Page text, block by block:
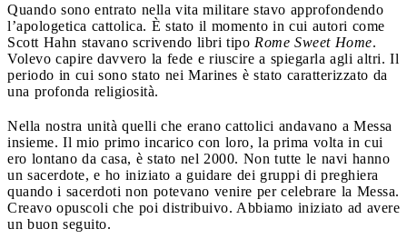
Quando sono entrato nella vita militare stavo approfondendo
l’apologetica cattolica. È stato il momento in cui autori come
Scott Hahn stavano scrivendo libri tipo Rome Sweet Home.
Volevo capire davvero la fede e riuscire a spiegarla agli altri. Il
periodo in cui sono stato nei Marines è stato caratterizzato da
una profonda religiosità.
Nella nostra unità quelli che erano cattolici andavano a Messa
insieme. Il mio primo incarico con loro, la prima volta in cui
ero lontano da casa, è stato nel 2000. Non tutte le navi hanno
un sacerdote, e ho iniziato a guidare dei gruppi di preghiera
quando i sacerdoti non potevano venire per celebrare la Messa.
Creavo opuscoli che poi distribuivo. Abbiamo iniziato ad avere
un buon seguito.